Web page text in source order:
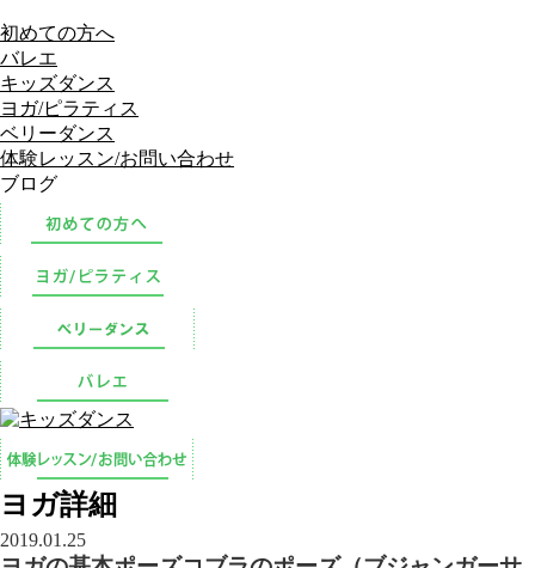
初めての方へ
バレエ
キッズダンス
ヨガ/ピラティス
ベリーダンス
体験レッスン/お問い合わせ
ブログ
ヨガ詳細
2019.01.25